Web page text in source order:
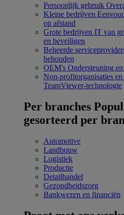
Persoonlijk gebruik
Kleine bedrijven
op afstand
Grote bedrijven IT van
en beveiligen
Beheerde
behouden
OEM's Ondersteuning
Non-profitorganisaties
TeamViewer-technologie
Per branches
gesorteerd per
Automotive
Landbouw
Logistiek
Productie
Detailhandel
Gezondheidszorg
Bankwezen en financiën